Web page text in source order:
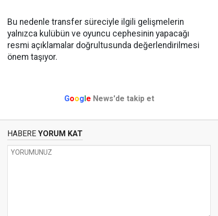
Bu nedenle transfer süreciyle ilgili gelişmelerin
yalnızca kulübün ve oyuncu cephesinin yapacağı
resmi açıklamalar doğrultusunda değerlendirilmesi
önem taşıyor.
Google News'de takip et
HABERE YORUM KAT